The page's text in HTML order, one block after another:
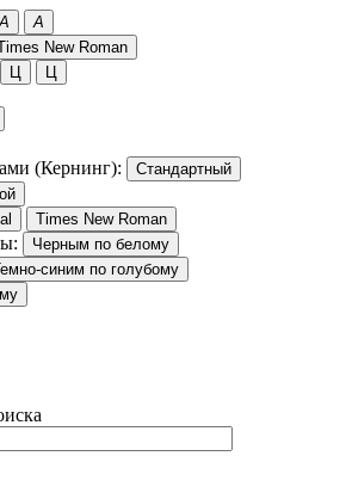
A A
New Roman
Ц Ц
(Кернинг):
Стандартный
Times New Roman
Черным по белому
синим по голубому